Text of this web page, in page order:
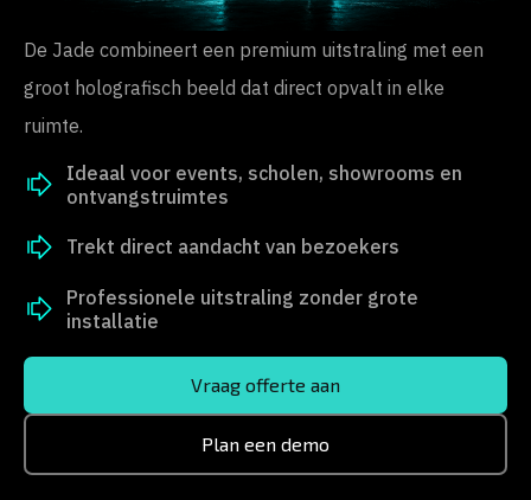
De Jade combineert een premium uitstraling met een
groot holografisch beeld dat direct opvalt in elke
ruimte.
Ideaal voor events, scholen, showrooms en
ontvangstruimtes
Trekt direct aandacht van bezoekers
Professionele uitstraling zonder grote
installatie
Vraag offerte aan
Plan een demo